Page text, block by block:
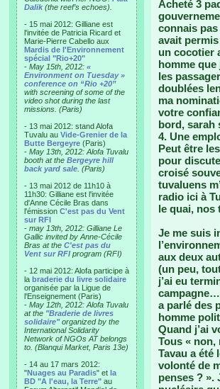
Dalik (the reef’s echoes).
- 15 mai 2012: Gilliane est
l'invitée de Patricia Ricard et
Marie-Pierre Cabello aux
Mardis de l'Environnement
spécial "Rio+20"
- May 15th, 2012: «
Environment on Tuesday »
conference on “Rio +20”
with screening of some of the
video shot during the last
missions. (Paris)
- 13 mai 2012: stand Alofa
Tuvalu au Vide-Grenier de la
Butte Bergeyre (Paris)
- May 13th, 2012: Alofa Tuvalu
booth at the Bergeyre hill
back yard sale . (Paris)
- 13 mai 2012 de 11h10 à
11h30: Gilliane est l'invitée
d'Anne Cécile Bras dans
l'émission C'est pas du Vent
sur RFI
- may 13th, 2012: Gilliane Le
Gallic invited by Anne-Cécile
Bras at the C'est pas du
Vent sur RFI program (RFI)
- 12 mai 2012: Alofa participe à
la braderie du livre solidaire
organisée par la Ligue de
l'Enseignement (Paris)
- May 12th, 2012: Alofa Tuvalu
at the "Braderie de livres
solidaire"organized by the
International Solidarity
Network of NGOs AT belongs
to. (Blanqui Market, Paris 13e)
- 14 au 17 mars 2012:
"Nuages au Paradis" et la
BD "A l'eau, la Terre" au
Acheté 3
connais
avait
un cocotier
homme que
les
doublées
ma
votre
bord, sarah
4. Une
Peut être
pour
croisé
tuvaluens
radio ici à
le quai, nos
Je me suis
aux deux
(un peu,
j’ai eu
a parlé des
homme
Quand j’ai
Tous « non,
Tavau a été
volonté de
penses ? ».